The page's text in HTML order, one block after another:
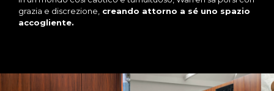
grazia e discrezione, creando attorno a sé uno spazio
accogliente.